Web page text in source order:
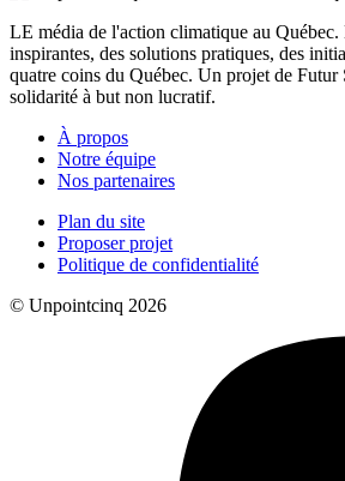
LE média de l'action climatique au Québec.
inspirantes, des solutions pratiques, des
quatre coins du Québec. Un projet de Futur
solidarité à but non lucratif.
À propos
Notre équipe
Nos partenaires
Plan du site
Proposer projet
Politique de confidentialité
© Unpointcinq 2026